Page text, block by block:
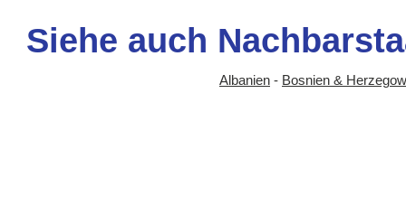
Siehe auch
Albanien - Bosnien &